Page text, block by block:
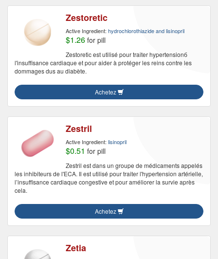
Zestoretic
Active Ingredient: hydrochlorothiazide and lisinopril
$1.26 for pill
Zestoretic est utilisé pour traiter hypertensionб
l'insuffisance cardiaque et pour aider à protéger les reins contre les
dommages dus au diabète.
Achetez
Zestril
Active Ingredient: lisinopril
$0.51 for pill
Zestril est dans un groupe de médicaments appelés
les inhibiteurs de l'ECA. Il est utilisé pour traiter l'hypertension artérielle,
l’insuffisance cardiaque congestive et pour améliorer la survie après
cela.
Achetez
Zetia